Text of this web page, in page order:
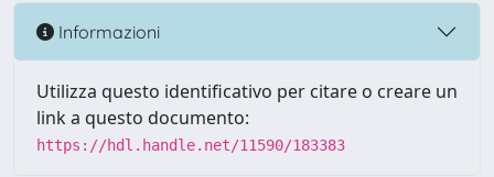
Informazioni
Utilizza questo identificativo per citare o creare un
link a questo documento:
https://hdl.handle.net/11590/183383